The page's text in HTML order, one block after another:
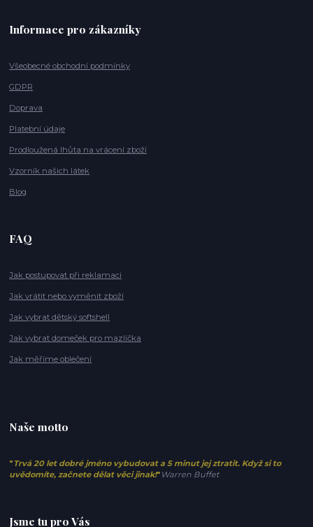
Informace pro zákazníky
Všeobecné obchodní podmínky
GDPR
Doprava
Platební údaje
Prodloužená lhůta na vrácení zboží
Vzorník našich látek
Blog
FAQ
Jak postupovat při reklamaci
Jak vrátit nebo vyměnit zboží
Jak vybrat dětský softshell
Jak vybrat domeček pro mazlíčka
Jak měříme oblečení
Naše motto
" Trvá 20 let dobré jméno vybudovat a 5 minut jej ztratit. Když si to
uvědomíte, začnete dělat věci jinak!" Warren Buffet
Jsme tu pro Vás